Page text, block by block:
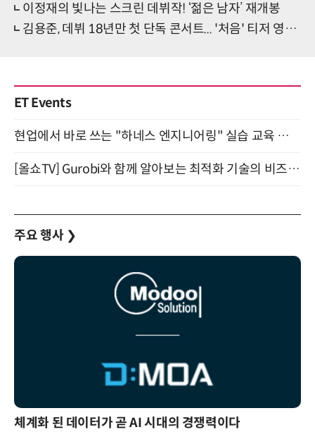
이정재의 빛나는 스크린 데뷔작! ‘젊은 남자’ 재개봉
김용준, 데뷔 18년만 첫 단독 콘서트... '처음' 티저 영상 공개
ET Events
현업에서 바로 쓰는 "하네스 엔지니어링" 실습 교육 워크숍 8월 20일 개최
[올쇼TV] Gurobi와 함께 알아보는 최적화 기술의 비즈니스 활용 (8월 20일 생방송)
주요 행사 ❯
체계화 된 데이터가 곧 AI 시대의 경쟁력이다